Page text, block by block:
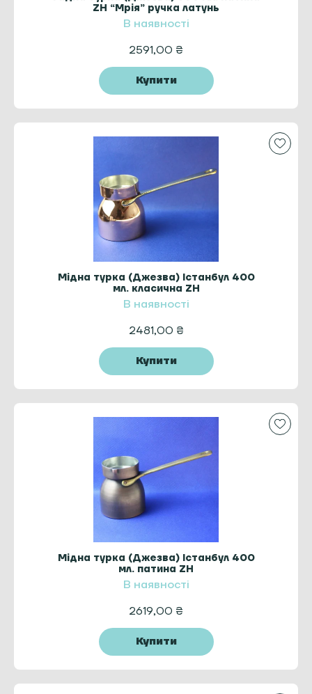
ZH “Мрія” ручка латунь
В наявності
2591,00 ₴
Купити
Мідна турка (Джезва) Істанбул 400
мл. класична ZH
В наявності
2481,00 ₴
Купити
Мідна турка (Джезва) Істанбул 400
мл. патина ZH
В наявності
2619,00 ₴
Купити